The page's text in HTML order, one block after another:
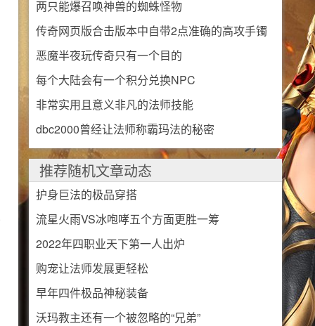
两只能爆召唤神兽的蜘蛛怪物
传奇网页版合击版本中自带2点准确的高攻手镯
恶魔半夜玩传奇只有一个目的
每个大陆会有一个积分兑换NPC
非常实用且意义非凡的法师技能
dbc2000曾经让法师称霸玛法的秘密
推荐随机文章动态
护身巨法的极品穿搭
流星火雨VS冰咆哮五个方面更胜一筹
2022年四职业天下第一人出炉
购宠让法师发展更轻松
早年四件极品神秘装备
沃玛教主还有一个被忽略的“兄弟”